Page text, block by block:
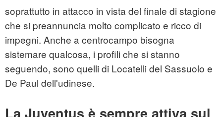
soprattutto in attacco in vista del finale di stagione
che si preannuncia molto complicato e ricco di
impegni. Anche a centrocampo bisogna
sistemare qualcosa, i profili che si stanno
seguendo, sono quelli di Locatelli del Sassuolo e
De Paul dell'udinese.
La Juventus è sempre attiva sul